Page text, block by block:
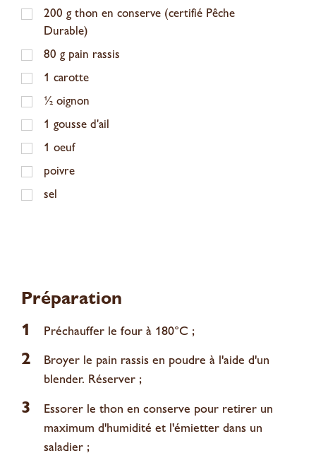
200 g thon en conserve (certifié Pêche
Durable)
80 g pain rassis
1 carotte
½ oignon
1 gousse d'ail
1 oeuf
poivre
sel
Préparation
1 Préchauffer le four à 180°C ;
2
Broyer le pain rassis en poudre à l'aide d'un
blender. Réserver ;
3
Essorer le thon en conserve pour retirer un
maximum d'humidité et l'émietter dans un
saladier ;